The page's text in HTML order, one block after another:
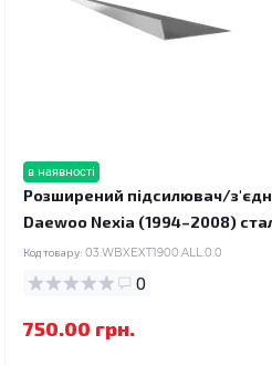
в наявності
Розширений підсилювач/
Daewoo Nexia (1994–2008)
Код товару: 03.WBXEXT1900.ALL.0.0
0
750.00 грн.